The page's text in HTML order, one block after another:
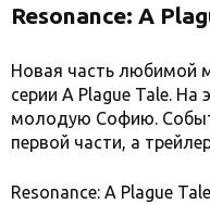
Resonance: A
Новая часть любимой
серии A Plague Tale.
молодую Софию.
первой части, а
Resonance: A Plague